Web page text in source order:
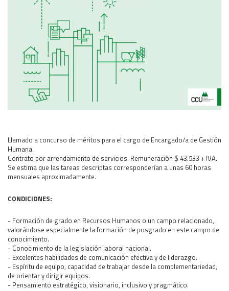
Cómo trabajamos
Área Habitat
Acerca del Área
Programas
Trabajos
Área Rural
Acerca del Área
REGIONAL LITORAL
Revista Dinámica
Recursos Digitales
CONTACTO
Llamado a concurso de méritos para el cargo de Encargado/a de Gestión
Humana.
Contrato por arrendamiento de servicios. Remuneración $ 43.533 + IVA.
Se estima que las tareas descriptas corresponderían a unas 60 horas
mensuales aproximadamente.
CONDICIONES:
- Formación de grado en Recursos Humanos o un campo relacionado,
valorándose especialmente la formación de posgrado en este campo de
conocimiento.
- Conocimiento de la legislación laboral nacional.
- Excelentes habilidades de comunicación efectiva y de liderazgo.
- Espíritu de equipo, capacidad de trabajar desde la complementariedad,
de orientar y dirigir equipos.
- Pensamiento estratégico, visionario, inclusivo y pragmático.